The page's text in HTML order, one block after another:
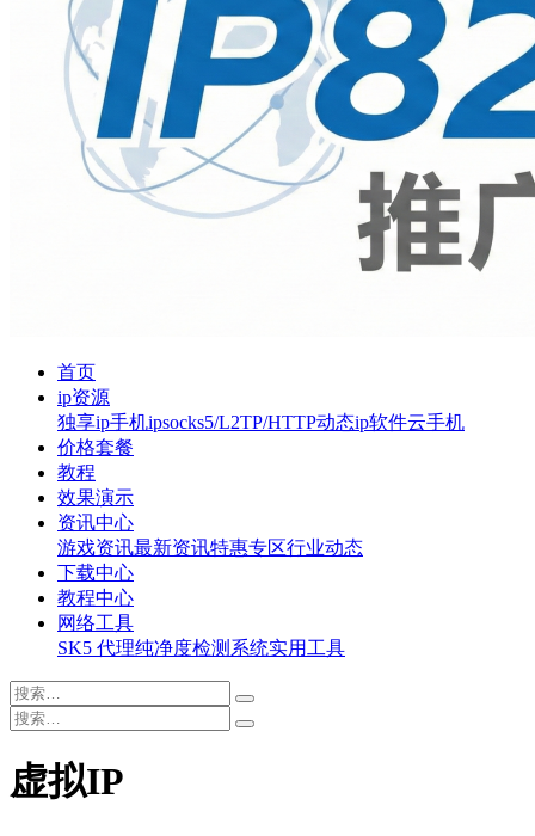
首页
ip资源
独享ip手机ipsocks5/L2TP/HTTP动态ip软件云手机
价格套餐
教程
效果演示
资讯中心
游戏资讯最新资讯特惠专区行业动态
下载中心
教程中心
网络工具
SK5 代理纯净度检测系统实用工具
虚拟IP